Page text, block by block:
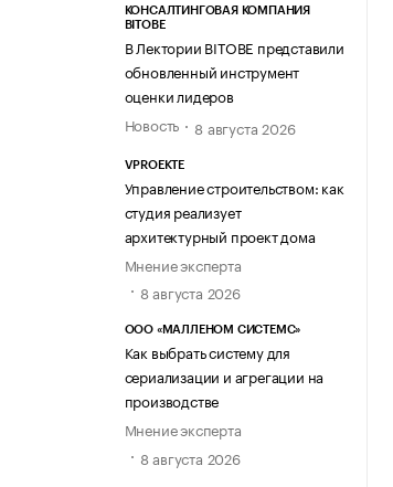
КОНСАЛТИНГОВАЯ КОМПАНИЯ
BITOBE
В Лектории BITOBE представили
обновленный инструмент
оценки лидеров
Новость
8 августа 2026
VPROEKTE
Управление строительством: как
студия реализует
архитектурный проект дома
Мнение эксперта
8 августа 2026
ООО «МАЛЛЕНОМ СИСТЕМС»
Как выбрать систему для
сериализации и агрегации на
производстве
Мнение эксперта
8 августа 2026